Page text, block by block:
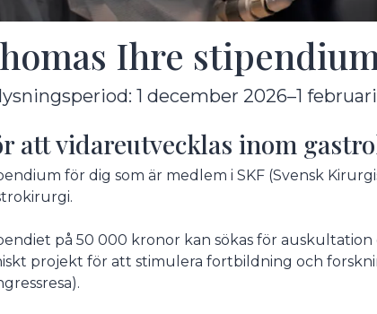
Ihre
1 december 2026–1
att vidareutvecklas inom
för dig som är medlem i SKF (Svensk
på 50 000 kronor kan sökas för auskultation
projekt för att stimulera fortbildning och